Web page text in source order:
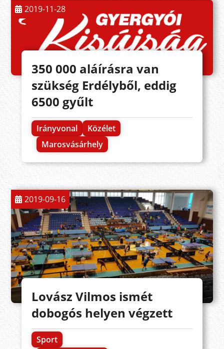
2019-11-28
350 000 aláírásra van
szükség Erdélyből, eddig
6500 gyűlt
Irányvonal
Közélet
Marosvásárhely
2019-09-16
Lovász Vilmos ismét
dobogós helyen végzett
Sport